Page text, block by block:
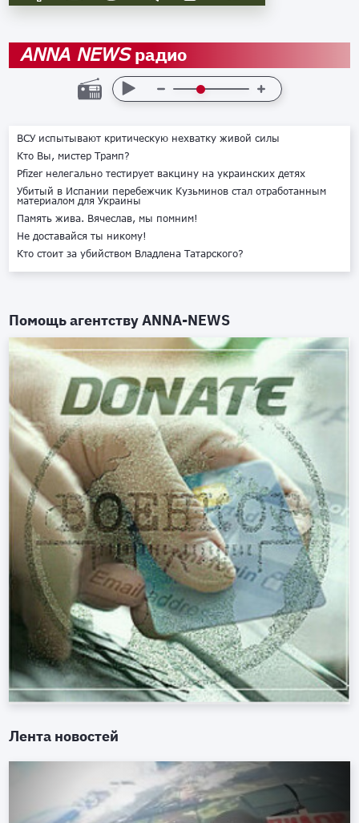
ANNA NEWSрадио
ВСУ испытывают критическую нехватку живой силы
Кто Вы, мистер Трамп?
Pfizer нелегально тестирует вакцину на украинских детях
Убитый в Испании перебежчик Кузьминов стал отработанным
материалом для Украины
Память жива. Вячеслав, мы помним!
Не доставайся ты никому!
Кто стоит за убийством Владлена Татарского?
Помощь агентствуANNA-NEWS
Лента новостей